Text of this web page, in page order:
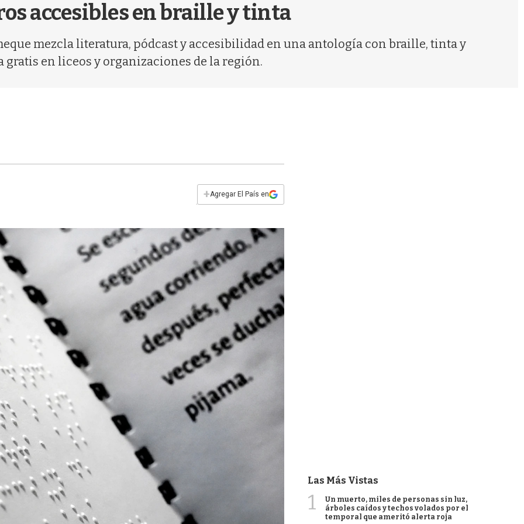
accesibles en braille y tinta
mezcla literatura, pódcast y accesibilidad en una antología con braille, tinta y
en liceos y organizaciones de la región.
+Agregar El País en
Las Más Vistas
1
Un muerto, miles de personas sin luz,
árboles caídos y techos volados por el
temporal que ameritó alerta roja